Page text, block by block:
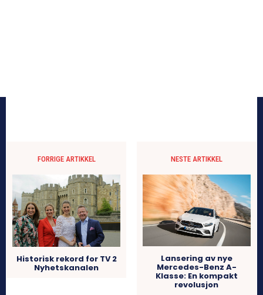
FORRIGE ARTIKKEL
Historisk rekord for TV 2
Nyhetskanalen
NESTE ARTIKKEL
Lansering av nye
Mercedes-Benz A-
Klasse: En kompakt
revolusjon